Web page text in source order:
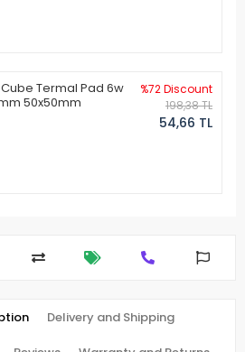
Termal Pad 6w
50x50mm
%72 Discount
198,38 TL
54,66 TL
Delivery and Shipping